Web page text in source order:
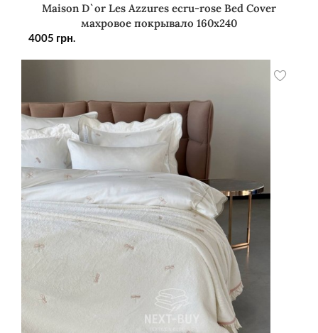
Maison D`or Les Azzures ecru-rose Bed Cover
махровое покрывало 160х240
4005 грн.